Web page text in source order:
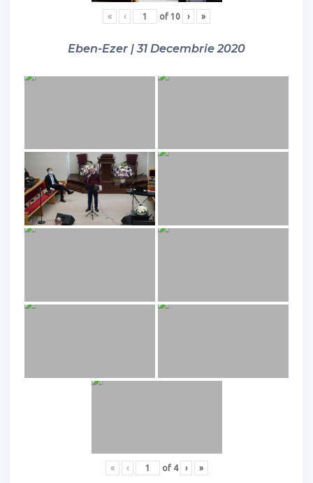
« ‹ of 10 › »
Eben-Ezer | 31 Decembrie 2020
« ‹ of 4 › »